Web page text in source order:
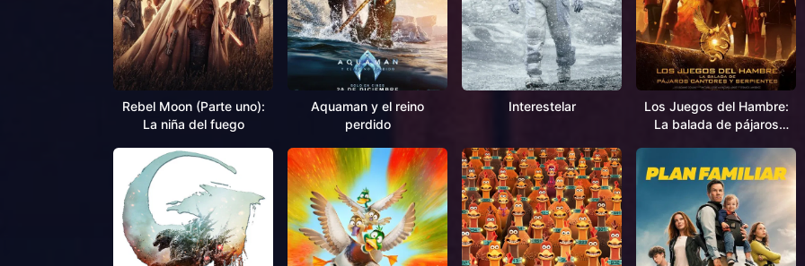
Rebel Moon (Parte uno):
La niña del fuego
Aquaman y el reino
perdido
Interestelar
Los Juegos del Hambre:
La balada de pájaros